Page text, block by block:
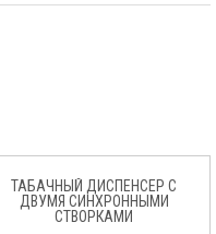
ТАБАЧНЫЙ ДИСПЕНСЕР С
ДВУМЯ СИНХРОННЫМИ
СТВОРКАМИ